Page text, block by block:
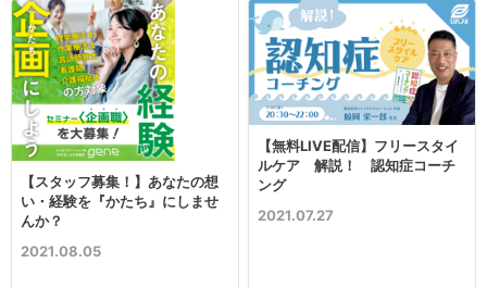
【スタッフ募集！】あなたの想
い・経験を『かたち』にしませ
んか？
2021.08.05
【無料LIVE配信】フリースタイ
ルケア 解説！ 認知症コーチ
ング
2021.07.27